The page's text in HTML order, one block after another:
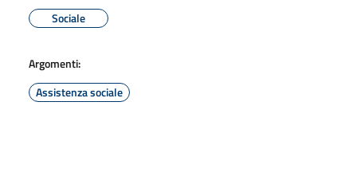
Sociale
Argomenti:
Assistenza sociale